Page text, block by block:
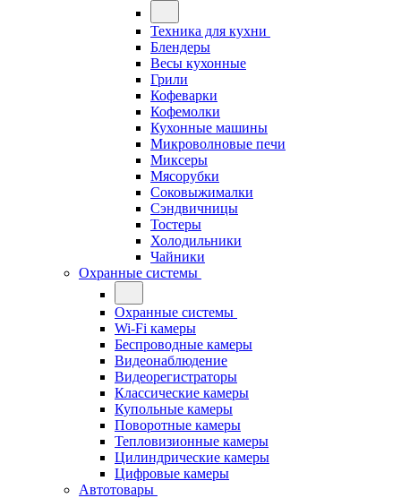
Техника для кухни
Блендеры
Весы кухонные
Грили
Кофеварки
Кофемолки
Кухонные машины
Микроволновые печи
Миксеры
Мясорубки
Соковыжималки
Сэндвичницы
Тостеры
Холодильники
Чайники
Охранные системы
Охранные системы
Wi-Fi камеры
Беспроводные камеры
Видеонаблюдение
Видеорегистраторы
Классические камеры
Купольные камеры
Поворотные камеры
Тепловизионные камеры
Цилиндрические камеры
Цифровые камеры
Автотовары